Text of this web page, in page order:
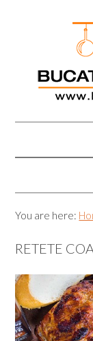
You are here:
RETETE